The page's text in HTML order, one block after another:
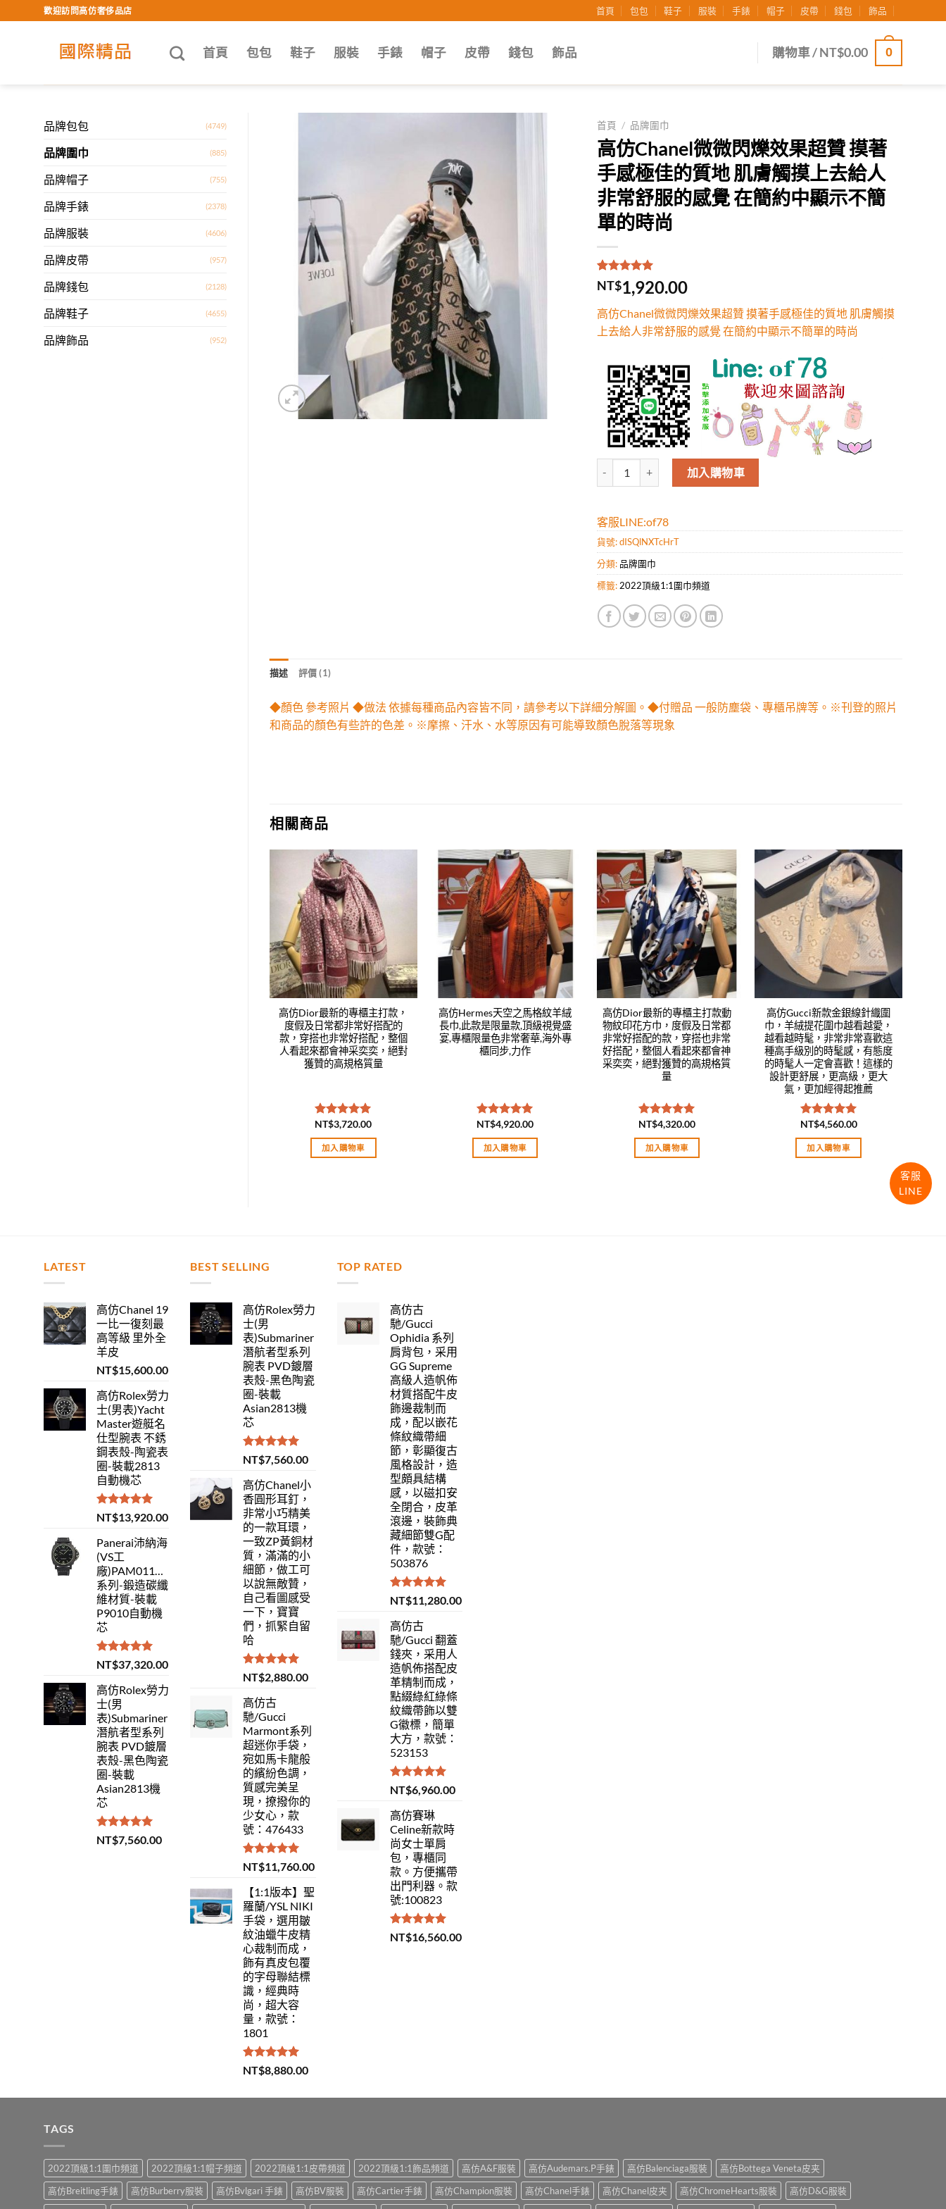
to
歡迎訪問高仿奢侈品店 首頁 包包 鞋子 服裝 手錶 帽子 皮帶 錢包 飾品
首頁 包包 鞋子 服裝 手錶 帽子 皮帶 錢包 飾品 購物車 /NT$0.00 0
品牌包包 (4749)
品牌圍巾 (885)
品牌帽子 (755)
品牌手錶 (2378)
品牌服裝 (4606)
品牌皮帶 (957)
品牌錢包 (2128)
品牌鞋子 (4655)
品牌飾品 (952)
首頁 / 品牌圍巾
高仿Chanel微微閃爍效果超贊 摸著
手感極佳的質地 肌膚觸摸上去給人
非常舒服的感覺 在簡約中顯示不簡
單的時尚
評分5.00/
5，已有
1
位
分
NT$1,920.00
高仿Chanel微微閃爍效果超贊 摸著手感極佳的質地 肌膚觸摸
上去給人非常舒服的感覺 在簡約中顯示不簡單的時尚
高仿Chanel微微閃爍效果超贊 摸著手感極佳的質地 肌膚觸摸上去給人非常舒服
加入購物車
客服LINE:of78
貨號:dISQlNXTcHrT
分類: 品牌圍巾
標籤: 2022頂級1:1圍巾頻道
描述 評價 (1)
◆顏色 參考照片 ◆做法 依據每種商品內容皆不同，請參考以下詳細分解圖。◆付贈品 一般防塵袋、專櫃吊牌等。※刊登的照片
和商品的顏色有些許的色差。※摩擦、汗水、水等原因有可能導致顏色脫落等現象
相關商品
高仿Dior最新的專櫃主打款，
度假及日常都非常好搭配的
款，穿搭也非常好搭配，整個
人看起來都會神采奕奕，絕對
獲贊的高規格質量
評分5.00
滿分 5
NT$3,720.00
加入購物車
Add to
wishlist
高仿Hermes天空之馬格紋羊絨
長巾,此款是限量款,頂級視覺盛
宴,專櫃限量色非常奢華,海外專
櫃同步,力作
評分5.00
滿分 5
NT$4,920.00
加入購物車
Add to
wishlist
高仿Dior最新的專櫃主打款動
物紋印花方巾，度假及日常都
非常好搭配的款，穿搭也非常
好搭配，整個人看起來都會神
采奕奕，絕對獲贊的高規格質
量
評分5.00
滿分 5
NT$4,320.00
加入購物車
Add to
wishlist
高仿Gucci新款金銀線針織圍
巾，羊絨提花圍巾越看越愛，
越看越時髦，非常非常喜歡這
種高手級別的時髦感，有態度
的時髦人一定會喜歡！這樣的
設計更舒展，更高級，更大
氣，更加經得起推薦
評分5.00
滿分 5
NT$4,560.00
加入購物車
LATEST
高仿Chanel 19
一比一復刻最
高等級 里外全
羊皮
NT$15,600.00
高仿Rolex勞力
士(男表)Yacht
Master遊艇名
仕型腕表 不銹
鋼表殼-陶瓷表
圈-裝載2813
自動機芯
評分5.00
滿分 5
NT$13,920.00
Panerai沛納海
(VS工
廠)PAM01118Luminor
系列-鍛造碳纖
維材質-裝載
P9010自動機
芯
評分5.00
滿分 5
NT$37,320.00
高仿Rolex勞力
士(男
表)Submariner
潛航者型系列
腕表 PVD鍍層
表殼-黑色陶瓷
圈-裝載
Asian2813機
芯
評分 5.00
滿分 5
NT$7,560.00
BEST SELLING
高仿Rolex勞力
士(男
表)Submariner
潛航者型系列
腕表 PVD鍍層
表殼-黑色陶瓷
圈-裝載
Asian2813機
芯
評分 5.00
滿分 5
NT$7,560.00
高仿Chanel小
香圓形耳釘，
非常小巧精美
的一款耳環，
一致ZP黃銅材
質，滿滿的小
細節，做工可
以說無敵贊，
自己看圖感受
一下，寶寶
們，抓緊自留
哈
評分 5.00
滿分 5
NT$2,880.00
高仿古
馳/Gucci
Marmont系列
超迷你手袋，
宛如馬卡龍般
的繽紛色調，
質感完美呈
現，撩撥你的
少女心，款
號：476433
評分5.00
滿分 5
NT$11,760.00
【1:1版本】聖
羅蘭/YSL NIKI
手袋，選用皺
紋油蠟牛皮精
心裁制而成，
飾有真皮包覆
的字母聯結標
識，經典時
尚，超大容
量，款號：
1801
評分 5.00
滿分 5
NT$8,880.00
TOP RATED
高仿古
馳/Gucci
Ophidia 系列
肩背包，采用
GG Supreme
高級人造帆佈
材質搭配牛皮
飾邊裁制而
成，配以嵌花
條紋織帶細
節，彰顯復古
風格設計，造
型頗具結構
感，以磁扣安
全閉合，皮革
滾邊，裝飾典
藏細節雙G配
件，款號：
503876
評分5.00
滿分 5
NT$11,280.00
高仿古
馳/Gucci 翻蓋
錢夾，采用人
造帆佈搭配皮
革精制而成，
點綴綠紅綠條
紋織帶飾以雙
G徽標，簡單
大方，款號：
523153
評分5.00
滿分 5
NT$6,960.00
高仿賽琳
Celine新款時
尚女士單肩
包，專櫃同
款。方便攜帶
出門利器。款
號:100823
評分5.00
滿分 5
NT$16,560.00
TAGS
2022頂級1:1圍巾頻道 2022頂級1:1帽子頻道 2022頂級1:1皮帶頻道 2022頂級1:1飾品頻道 高仿A&F服裝 高仿Audemars.P手錶 高仿Balenciaga服裝
高仿Bottega Veneta皮夹
高仿Breitling手錶
高仿Burberry服裝 高仿Bvlgari 手錶 高仿BV服裝 高仿Cartier手錶 高仿Champion服裝 高仿Chanel手錶 高仿Chanel皮夹 高仿ChromeHearts服裝
高仿D&G服裝
客服
LINE